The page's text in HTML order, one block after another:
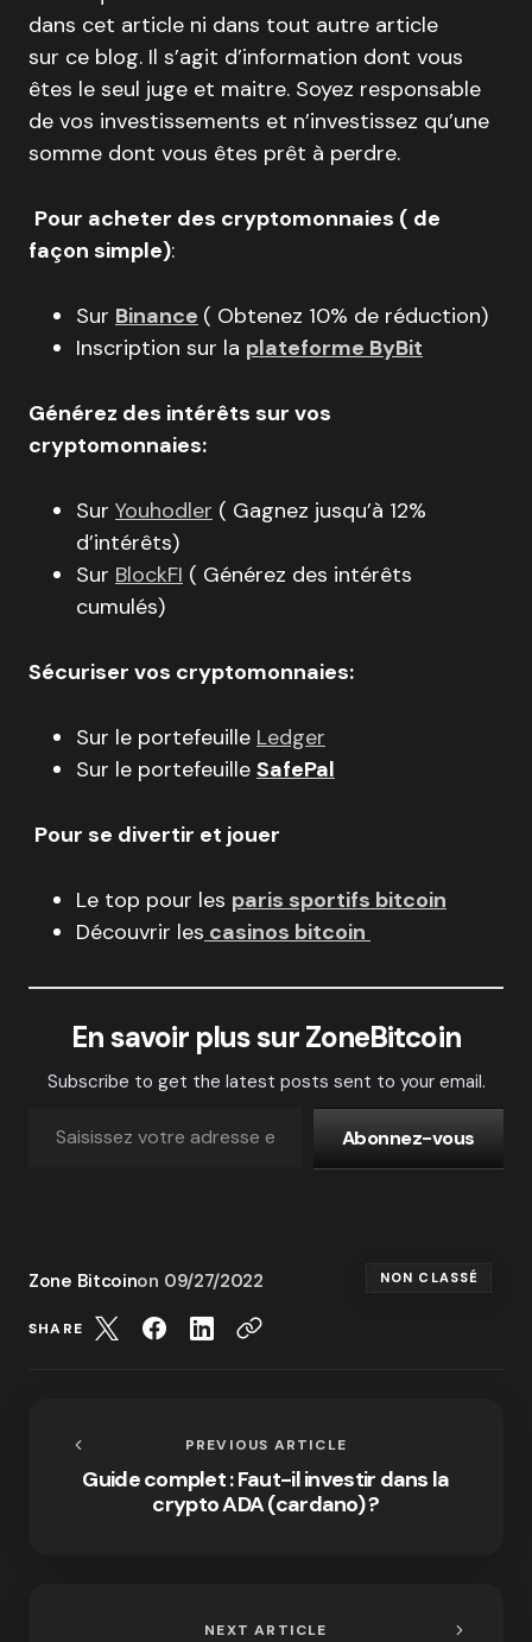
dans cet article ni dans tout autre article
sur ce blog. Il s’agit d’information dont vous
êtes le seul juge et maitre. Soyez responsable
de vos investissements et n’investissez qu’une
somme dont vous êtes prêt à perdre.
Pour acheter des cryptomonnaies ( de
façon simple):
Sur Binance ( Obtenez 10% de réduction)
Inscription sur la plateforme ByBit
Générez des intérêts sur vos
cryptomonnaies:
Sur Youhodler ( Gagnez jusqu’à 12%
d’intérêts)
Sur BlockFI ( Générez des intérêts
cumulés)
Sécuriser vos cryptomonnaies:
Sur le portefeuille Ledger
Sur le portefeuille SafePal
Pour se divertir et jouer
Le top pour les paris sportifs bitcoin
Découvrir les casinos bitcoin
En savoir plus sur ZoneBitcoin
Subscribe to get the latest posts sent to your email.
Abonnez-vous
Zone Bitcoinon 09/27/2022 NON CLASSÉ
SHARE
PREVIOUS ARTICLE
Guide complet : Faut-il investir dans la
crypto ADA (cardano) ?
NEXT ARTICLE